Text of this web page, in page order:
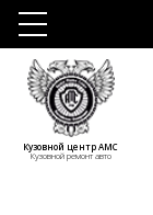
Кузовной центр АМС
Кузовной ремонт авто